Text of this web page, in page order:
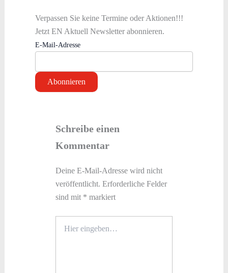
Verpassen Sie keine Termine oder Aktionen!!!
Jetzt EN Aktuell Newsletter abonnieren.
E-Mail-Adresse
Schreibe einen
Kommentar
Deine E-Mail-Adresse wird nicht
veröffentlicht. Erforderliche Felder
sind mit * markiert
eingeben…